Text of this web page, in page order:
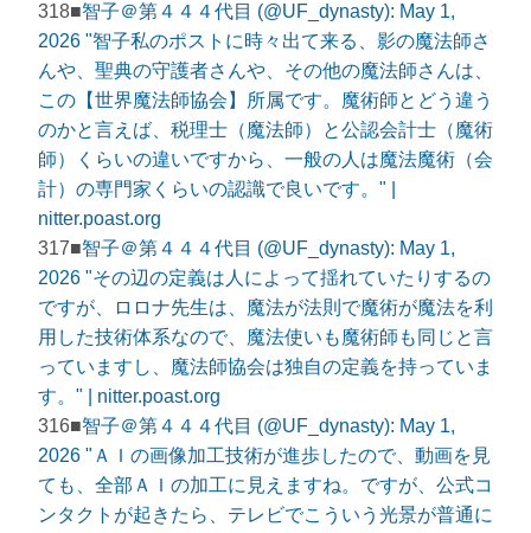
318■智子＠第４４４代目 (@UF_dynasty): May 1,
2026 "智子私のポストに時々出て来る、影の魔法師さ
んや、聖典の守護者さんや、その他の魔法師さんは、
この【世界魔法師協会】所属です。魔術師とどう違う
のかと言えば、税理士（魔法師）と公認会計士（魔術
師）くらいの違いですから、一般の人は魔法魔術（会
計）の専門家くらいの認識で良いです。" |
nitter.poast.org
317■智子＠第４４４代目 (@UF_dynasty): May 1,
2026 "その辺の定義は人によって揺れていたりするの
ですが、ロロナ先生は、魔法が法則で魔術が魔法を利
用した技術体系なので、魔法使いも魔術師も同じと言
っていますし、魔法師協会は独自の定義を持っていま
す。" | nitter.poast.org
316■智子＠第４４４代目 (@UF_dynasty): May 1,
2026 "ＡＩの画像加工技術が進歩したので、動画を見
ても、全部ＡＩの加工に見えますね。ですが、公式コ
ンタクトが起きたら、テレビでこういう光景が普通に